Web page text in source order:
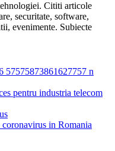
Cititi articole
securitate, software,
evenimente. Subiecte
pentru industria telecom
in Romania